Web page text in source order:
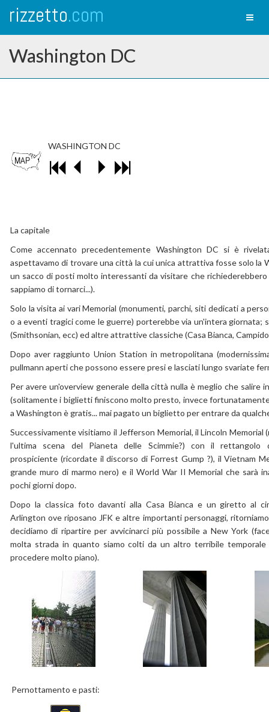
rizzetto.com
Washington DC
WASHINGTON DC
La capitale
Come accennato precedentemente Washington DC si è
aspettavamo di trovare una città la cui unica attrattiva fosse solo la
un sacco di posti molto interessanti da visitare che
sappiamo di tornarci...).
Solo la visita ai vari Memorial (monumenti, parchi, siti dedicati a
o a eventi tragici come le guerre) porterebbe via un'intera giornata;
(Smithsonian, ecc) ed altre attrattive classiche (Casa Bianca,
Dopo aver raggiunto Union Station in metropolitana
pullmann aperti che possono essere presi e lasciati lungo svariate
Per avere un'overview generale della città nulla è meglio che salire
(solitamente i biglietti finiscono molto presto, invece
a Washington è gratis... mai pagato un biglietto per entrare da
Successivamente visitiamo il Jefferson Memorial, il Lincoln Memorial
l'ultima scena del Pianeta delle Scimmie?) con il rettangolo
prospiciente (ricordate il discorso di Forrest Gump ?), il Vietnam
grande muro di marmo nero) e il World War II Memorial che sarà
pochi giorni dopo.
Dopo la classica foto davanti alla Casa Bianca e un giretto al
Arlington ove riposano JFK e altre importanti personaggi,
decidiamo di ripartire per avvicinarci più possibile a New York
molta strada in quanto siamo colti da un altro terribile
procedere molto piano).
Pernottamento e pasti: